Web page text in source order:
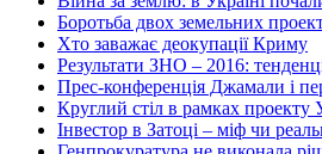
Боротьба двох земельних
Хто заважає деокупації Криму
Результати ЗНО – 2016:
Прес-конференція Джамали і
Круглий стіл в рамках
Інвестор в Затоці – міф чи